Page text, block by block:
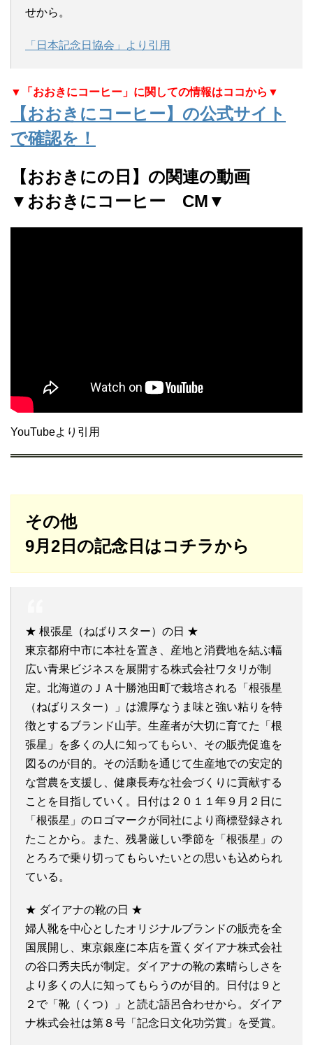
せから。
「日本記念日協会」より引用
▼「おおきにコーヒー」に関しての情報はココから▼
【おおきにコーヒー】の公式サイト
で確認を！
【おおきにの日】の関連の動画
▼おおきにコーヒー CM▼
YouTubeより引用
その他
9月2日の記念日はコチラから
★ 根張星（ねばりスター）の日 ★
東京都府中市に本社を置き、産地と消費地を結ぶ幅
広い青果ビジネスを展開する株式会社ワタリが制
定。北海道のＪＡ十勝池田町で栽培される「根張星
（ねばりスター）」は濃厚なうま味と強い粘りを特
徴とするブランド山芋。生産者が大切に育てた「根
張星」を多くの人に知ってもらい、その販売促進を
図るのが目的。その活動を通じて生産地での安定的
な営農を支援し、健康長寿な社会づくりに貢献する
ことを目指していく。日付は２０１１年９月２日に
「根張星」のロゴマークが同社により商標登録され
たことから。また、残暑厳しい季節を「根張星」の
とろろで乗り切ってもらいたいとの思いも込められ
ている。
★ ダイアナの靴の日 ★
婦人靴を中心としたオリジナルブランドの販売を全
国展開し、東京銀座に本店を置くダイアナ株式会社
の谷口秀夫氏が制定。ダイアナの靴の素晴らしさを
より多くの人に知ってもらうのが目的。日付は９と
２で「靴（くつ）」と読む語呂合わせから。ダイア
ナ株式会社は第８号「記念日文化功労賞」を受賞。